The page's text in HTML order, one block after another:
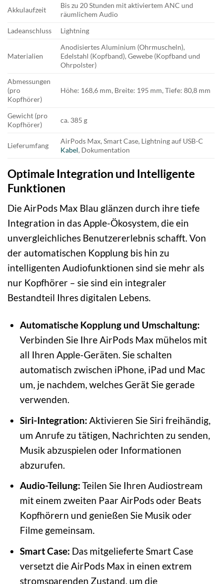
Akkulaufzeit
Bis zu 20 Stunden mit aktiviertem ANC und
räumlichem Audio
Ladeanschluss
Lightning
Materialien
Anodisiertes Aluminium (Ohrmuscheln),
Edelstahl (Kopfband), Gewebe (Kopfband und
Ohrpolster)
Abmessungen
(pro
Kopfhörer)
Höhe: 168,6 mm, Breite: 195 mm, Tiefe: 80,8 mm
Gewicht (pro
Kopfhörer)
ca. 385 g
Lieferumfang
AirPods Max, Smart Case, Lightning auf USB-C
Kabel, Dokumentation
Optimale Integration und Intelligente
Funktionen
Die AirPods Max Blau glänzen durch ihre tiefe
Integration in das Apple-Ökosystem, die ein
unvergleichliches Benutzererlebnis schafft. Von
der automatischen Kopplung bis hin zu
intelligenten Audiofunktionen sind sie mehr als
nur Kopfhörer – sie sind ein integraler
Bestandteil Ihres digitalen Lebens.
Automatische Kopplung und Umschaltung:
Verbinden Sie Ihre AirPods Max mühelos mit
all Ihren Apple-Geräten. Sie schalten
automatisch zwischen iPhone, iPad und Mac
um, je nachdem, welches Gerät Sie gerade
verwenden.
Siri-Integration: Aktivieren Sie Siri freihändig,
um Anrufe zu tätigen, Nachrichten zu senden,
Musik abzuspielen oder Informationen
abzurufen.
Audio-Teilung: Teilen Sie Ihren Audiostream
mit einem zweiten Paar AirPods oder Beats
Kopfhörern und genießen Sie Musik oder
Filme gemeinsam.
Smart Case: Das mitgelieferte Smart Case
versetzt die AirPods Max in einen extrem
stromsparenden Zustand, um die